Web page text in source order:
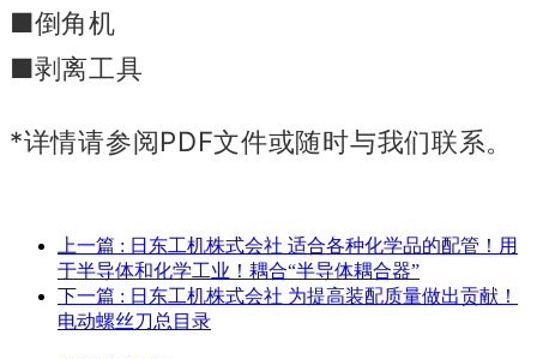
■倒角机
■剥离工具
*详情请参阅PDF文件或随时与我们联系。
上一篇 : 日东工机株式会社 适合各种化学品的配管！用
于半导体和化学工业！耦合“半导体耦合器”
下一篇 : 日东工机株式会社 为提高装配质量做出贡献！
电动螺丝刀总目录